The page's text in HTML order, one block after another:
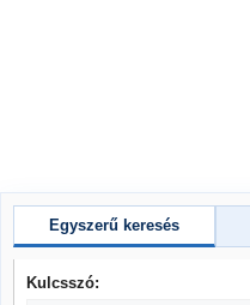
Egyszerű keresés
Kulcsszó: